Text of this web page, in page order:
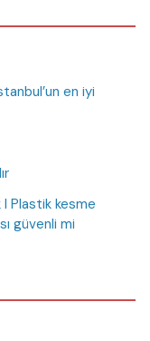
en iyi
I Plastik kesme
güvenli mi